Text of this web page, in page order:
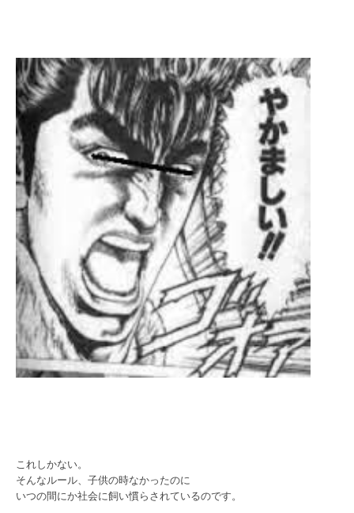
これしかない。
そんなルール、子供の時なかったのに
いつの間にか社会に飼い慣らされているのです。